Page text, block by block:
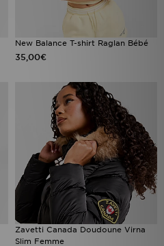
New Balance T-shirt Raglan Bébé
35,00€
Zavetti Canada Doudoune Virna
Slim Femme